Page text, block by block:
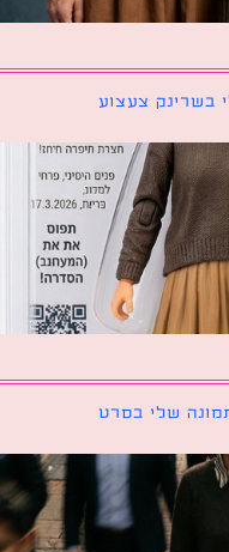
צעצוע
בסרט